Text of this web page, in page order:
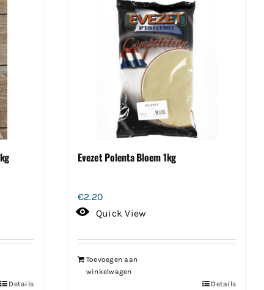
Details
Evezet Polenta Bloem 1kg
€2.20
Quick View
Toevoegen aan
winkelwagen
Details